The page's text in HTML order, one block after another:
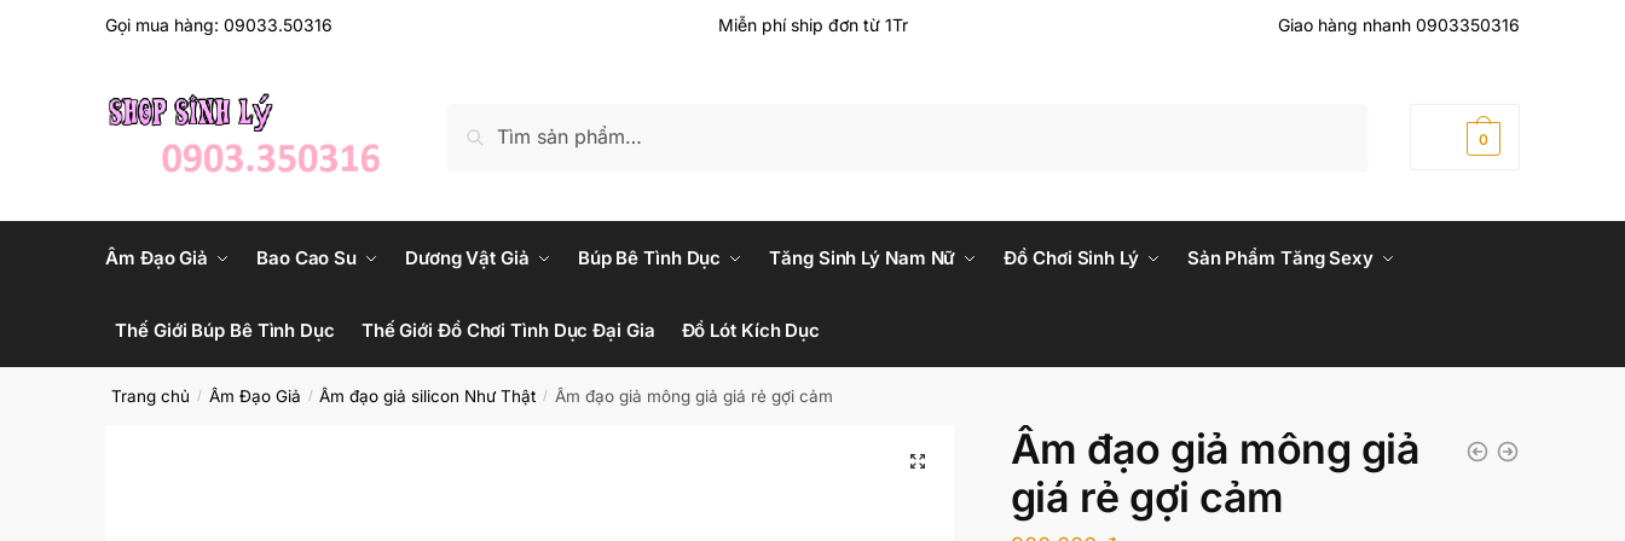
Gọi mua hàng: 09033.50316 Miễn phí ship đơn từ 1Tr Giao hàng nhanh 0903350316
kiếm:
0
Âm Đạo Giả Bao Cao Su Dương Vật Giả Búp Bê Tình Dục Tăng Sinh Lý Nam Nữ Đồ Chơi Sinh Lý Sản Phẩm Tăng Sexy
Thế Giới Búp Bê Tình Dục Thế Giới Đồ Chơi Tình Dục Đại Gia Đồ Lót Kích Dục
Trang chủ / Âm Đạo Giả / Âm đạo giả silicon Như Thật / Âm đạo giả mông giả giá rẻ gợi cảm
Âm đạo giả mông giả
giá rẻ gợi cảm